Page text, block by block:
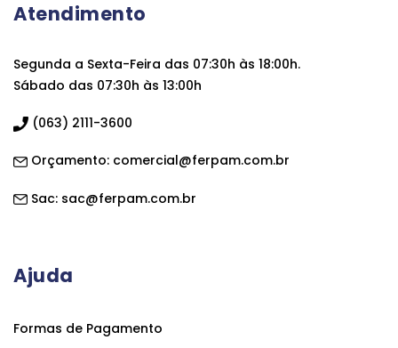
Atendimento
Segunda a Sexta-Feira das 07:30h às 18:00h.
Sábado das 07:30h às 13:00h
(063) 2111-3600
Orçamento: comercial@ferpam.com.br
Sac: sac@ferpam.com.br
Ajuda
Formas de Pagamento